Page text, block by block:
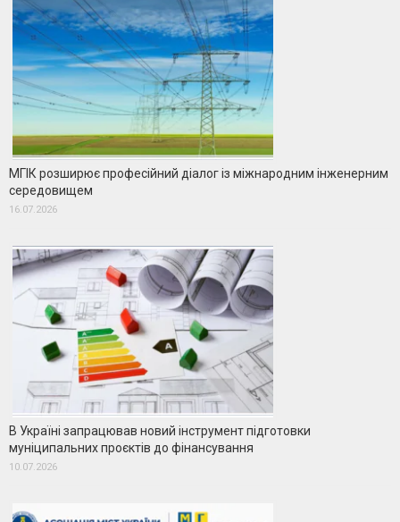
МГІК розширює професійний діалог із міжнародним інженерним
середовищем
16.07.2026
В Україні запрацював новий інструмент підготовки
муніципальних проєктів до фінансування
10.07.2026